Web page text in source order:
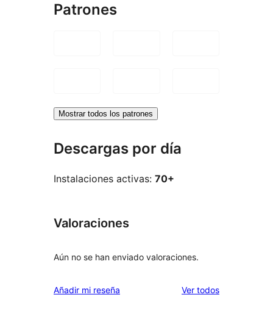
Patrones
Mostrar todos los patrones
Descargas por día
Instalaciones activas: 70+
Valoraciones
Aún no se han enviado valoraciones.
Añadir mi reseña Ver todoslos